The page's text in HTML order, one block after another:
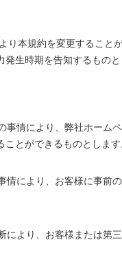
本規約を変更するこ
生時期を告知するものと
情により、弊社ホーム
とができるものとします
により、お客様に事
より、お客様または